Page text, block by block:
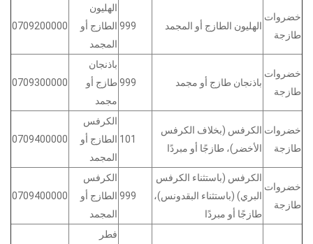
0709200000
الهليون
الطازج أو
المجمد
999 الهليون الطازج أو المجمد
خضروات
طازجة
0709300000
باذنجان
طازج أو
مجمد
999 باذنجان طازج أو مجمد
خضروات
طازجة
0709400000
الكرفس
الطازج أو
المجمد
101
الكرفس (بخلاف الكرفس
الأخضر)، طازجًا أو مبردًا
خضروات
طازجة
0709400000
الكرفس
الطازج أو
المجمد
999
الكرفس (باستثناء الكرفس
البري) (باستثناء البقدونس)،
طازجًا أو مبردًا
خضروات
طازجة
فطر